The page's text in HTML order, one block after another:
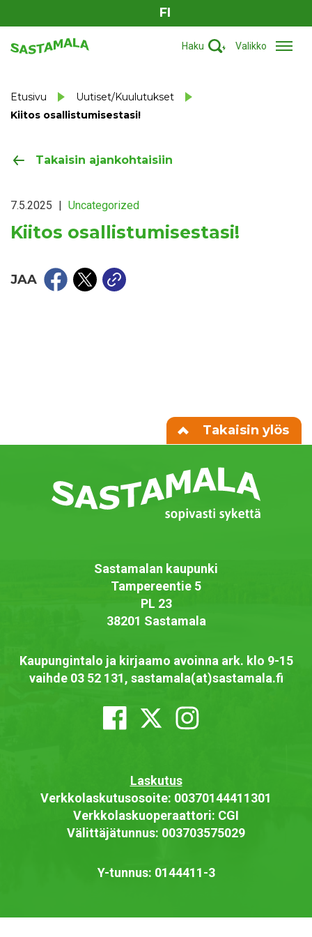
FI
Haku Valikko
Etusivu
Uutiset/Kuulutukset
Kiitos osallistumisestasi!
Takaisin ajankohtaisiin
7.5.2025 | Uncategorized
Kiitos osallistumisestasi!
JAA
Takaisin ylös
Sastamalan kaupunki
Tampereentie 5
PL 23
38201 Sastamala
Kaupungintalo ja kirjaamo avoinna ark. klo 9-15
vaihde 03 52 131, sastamala(at)sastamala.fi
Laskutus
Verkkolaskutusosoite: 00370144411301
Verkkolaskuoperaattori: CGI
Välittäjätunnus: 003703575029
Y-tunnus: 0144411-3